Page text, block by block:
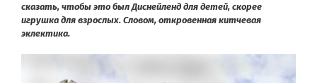
сказать, чтобы это был Диснейленд для детей, скорее
игрушка для взрослых. Словом, откровенная китчевая
эклектика.